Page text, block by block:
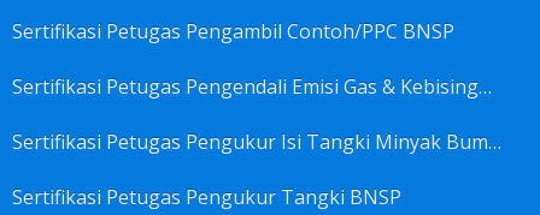
Sertifikasi Petugas Pengambil Contoh/PPC BNSP
Sertifikasi Petugas Pengendali Emisi Gas & Kebisingan Industri Migas BNSP
Sertifikasi Petugas Pengukur Isi Tangki Minyak Bumi dan Hasil Olahan BNSP
Sertifikasi Petugas Pengukur Tangki BNSP